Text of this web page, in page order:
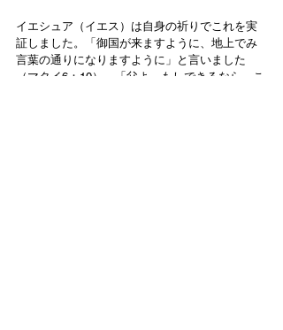
イエシュア（イエス）は自身の祈りでこれを実
証しました。「御国が来ますように、地上でみ
言葉の通りになりますように」と言いました
（マタイ6：10）。「父よ、もしできるなら、こ